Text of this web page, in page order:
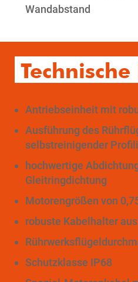
Wandabstand
Antriebseinheit mit
Ausführung des
selbstreinigender
hochwertige
Gleitringdichtung
Motorengrößen von
robuste Kabelhalter
Schutzklasse IP68